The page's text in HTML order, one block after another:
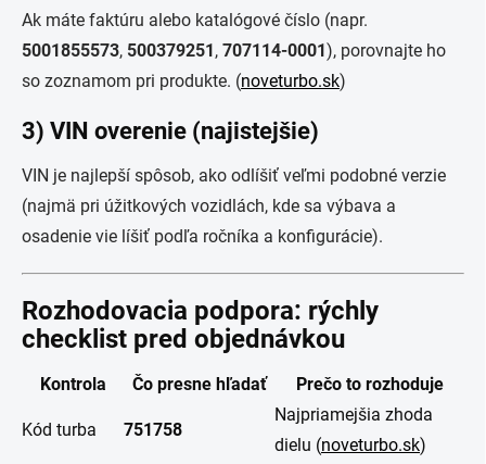
Ak máte faktúru alebo katalógové číslo (napr.
5001855573, 500379251, 707114-0001), porovnajte ho
so zoznamom pri produkte. (noveturbo.sk)
3) VIN overenie (najistejšie)
VIN je najlepší spôsob, ako odlíšiť veľmi podobné verzie
(najmä pri úžitkových vozidlách, kde sa výbava a
osadenie vie líšiť podľa ročníka a konfigurácie).
Rozhodovacia podpora: rýchly
checklist pred objednávkou
Kontrola Čo presne hľadať Prečo to rozhoduje
Kód turba 751758
Najpriamejšia zhoda
dielu (noveturbo.sk)